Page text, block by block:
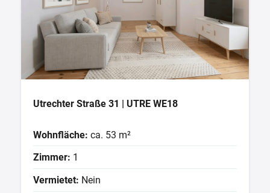
Utrechter Straße 31 | UTRE WE18
Wohnfläche: ca. 53 m²
Zimmer: 1
Vermietet: Nein